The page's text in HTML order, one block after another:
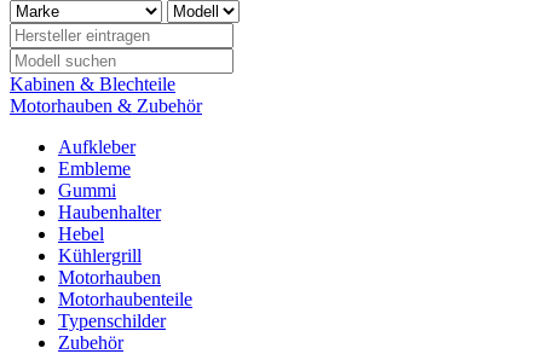
Kabinen & Blechteile
Motorhauben & Zubehör
Aufkleber
Embleme
Gummi
Haubenhalter
Hebel
Kühlergrill
Motorhauben
Motorhaubenteile
Typenschilder
Zubehör